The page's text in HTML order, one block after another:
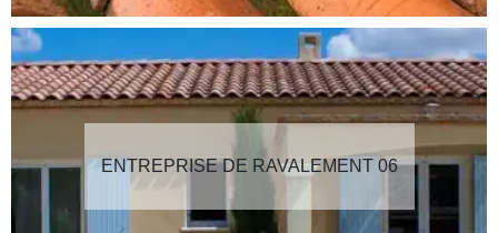
ENTREPRISE DE RAVALEMENT 06